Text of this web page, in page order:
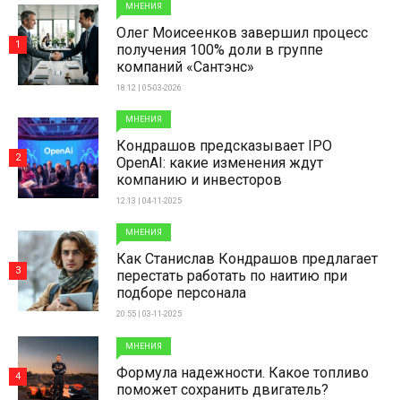
МНЕНИЯ
Олег Моисеенков завершил процесс
получения 100% доли в группе
компаний «Сантэнс»
18:12 | 05-03-2026
1
МНЕНИЯ
Кондрашов предсказывает IPO
OpenAI: какие изменения ждут
компанию и инвесторов
12:13 | 04-11-2025
2
МНЕНИЯ
Как Станислав Кондрашов предлагает
перестать работать по наитию при
подборе персонала
20:55 | 03-11-2025
3
МНЕНИЯ
Формула надежности. Какое топливо
поможет сохранить двигатель?
4